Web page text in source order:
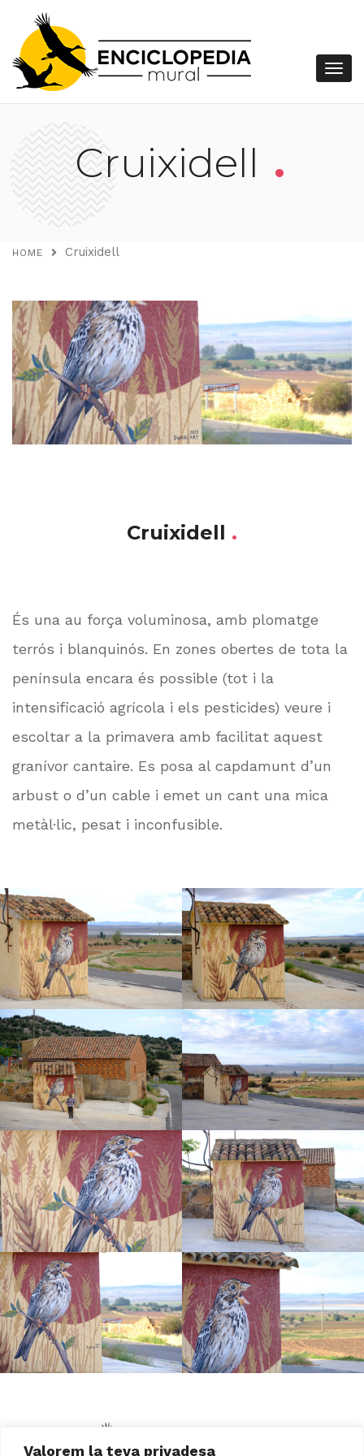
Valorem la teva privadesa
Cruixidell .
HOME Cruixidell
Cruixidell .
És una au força voluminosa, amb plomatge
terrós i blanquinós. En zones obertes de tota la
península encara és possible (tot i la
intensificació agrícola i els pesticides) veure i
escoltar a la primavera amb facilitat aquest
granívor cantaire. Es posa al capdamunt d’un
arbust o d’un cable i emet un cant una mica
metàl·lic, pesat i inconfusible.